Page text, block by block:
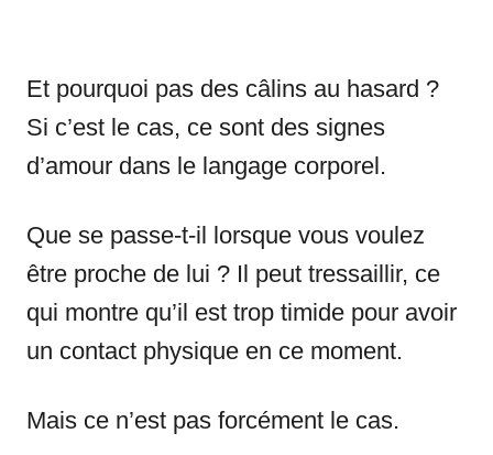
Et pourquoi pas des câlins au hasard ?
Si c’est le cas, ce sont des signes
d’amour dans le langage corporel.
Que se passe-t-il lorsque vous voulez
être proche de lui ? Il peut tressaillir, ce
qui montre qu’il est trop timide pour avoir
un contact physique en ce moment.
Mais ce n’est pas forcément le cas.